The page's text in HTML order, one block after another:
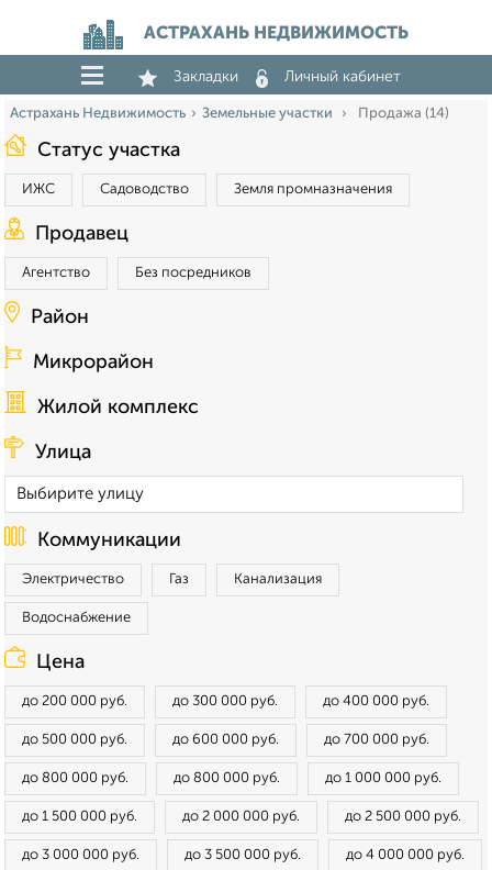
АСТРАХАНЬ НЕДВИЖИМОСТЬ
Закладки Личный кабинет
Астрахань Недвижимость Земельные участки Продажа (14)
Статус участка
ИЖС Садоводство Земля промназначения
Продавец
Агентство Без посредников
Район
Микрорайон
Жилой комплекс
Улица
Коммуникации
Электричество Газ Канализация
Водоснабжение
Цена
до 200 000 руб. до 300 000 руб. до 400 000 руб.
до 500 000 руб. до 600 000 руб. до 700 000 руб.
до 800 000 руб. до 800 000 руб. до 1 000 000 руб.
до 1 500 000 руб. до 2 000 000 руб. до 2 500 000 руб.
до 3 000 000 руб. до 3 500 000 руб. до 4 000 000 руб.